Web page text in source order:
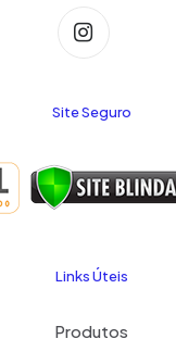
Site Seguro
Links Úteis
Produtos